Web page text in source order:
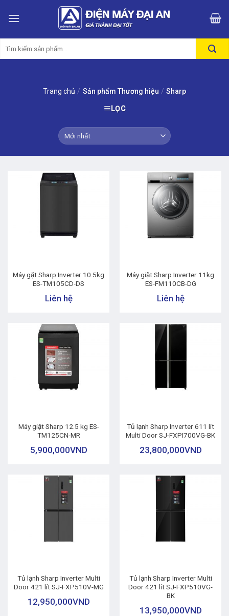
kiếm:
Trang chủ / Sản phẩm Thương hiệu / Sharp
LỌC
Máy gặt Sharp Inverter 10.5kg
ES-TM105CD-DS
Liên hệ
Máy giặt Sharp Inverter 11kg
ES-FM110CB-DG
Liên hệ
Máy giặt Sharp 12.5 kg ES-
TM125CN-MR
5,900,000VND
Tủ lạnh Sharp Inverter 611 lít
Multi Door SJ-FXPI700VG-BK
23,800,000VND
Tủ lạnh Sharp Inverter Multi
Door 421 lít SJ-FXP510V-MG
12,950,000VND
Tủ lạnh Sharp Inverter Multi
Door 421 lít SJ-FXP510VG-
BK
13,950,000VND